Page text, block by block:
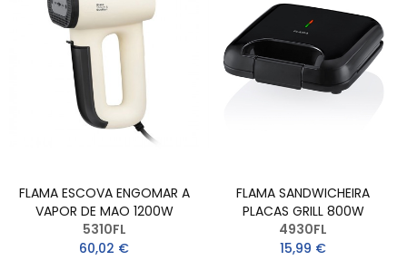
FLAMA ESCOVA ENGOMAR A
VAPOR DE MAO 1200W
5310FL
60,02 €
FLAMA SANDWICHEIRA
PLACAS GRILL 800W
4930FL
15,99 €